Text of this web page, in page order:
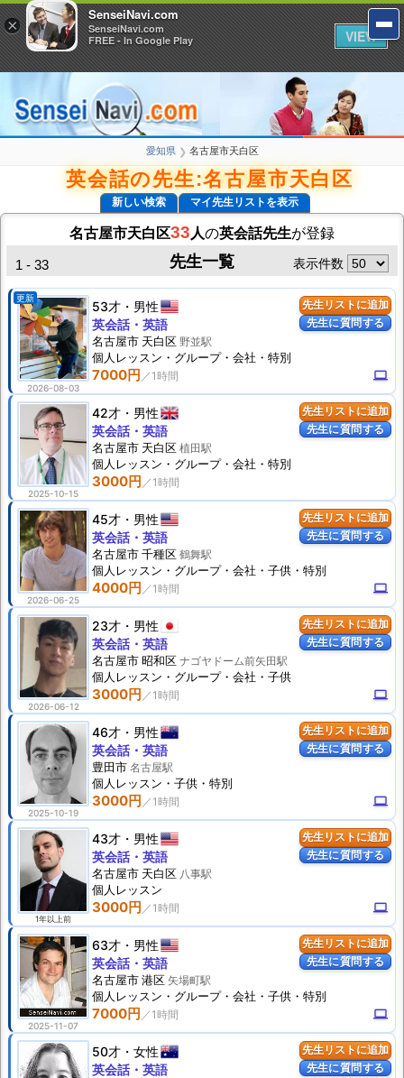
愛知県 ❯ 名古屋市天白区
英会話の先生:名古屋市天白区
新しい検索 マイ先生リストを表示
名古屋市天白区33 人の英会話先生が登録
先生一覧
1 - 33 表示件数
先生リストに追加
先生に質問する
更新
2026-08-03
53才 男性
7000円 computer
英会話・英語
名古屋市 天白区 野並駅
個人 レッスン ・グループ・会社・特別
先生リストに追加
先生に質問する
2025-10-15
42才 男性
3000円
英会話・英語
名古屋市 天白区 植田駅
個人 レッスン ・グループ・会社・特別
先生リストに追加
先生に質問する
2026-06-25
45才 男性
4000円 computer
英会話・英語
名古屋市 千種区 鶴舞駅
個人 レッスン ・グループ・会社・子供・特別
先生リストに追加
先生に質問する
2026-06-12
23才 男性
3000円 computer
英会話・英語
名古屋市 昭和区 ナゴヤドーム前矢田駅
個人 レッスン ・グループ・会社・子供
先生リストに追加
先生に質問する
2025-10-19
46才 男性
3000円 computer
英会話・英語
豊田市 名古屋駅
個人 レッスン ・子供・特別
先生リストに追加
先生に質問する
1年以上前
43才 男性
3000円 computer
英会話・英語
名古屋市 天白区 八事駅
個人 レッスン
先生リストに追加
先生に質問する
2025-11-07
63才 男性
7000円 computer
英会話・英語
名古屋市 港区 矢場町駅
個人 レッスン ・グループ・会社・子供・特別
先生リストに追加
先生に質問する
50才 女性
英会話・英語
×
SenseiNavi.com
SenseiNavi.com
FREE - In Google Play
VIEW
×
SenseiNavi.com
SenseiNavi.com
FREE - In Google Play
VIEW